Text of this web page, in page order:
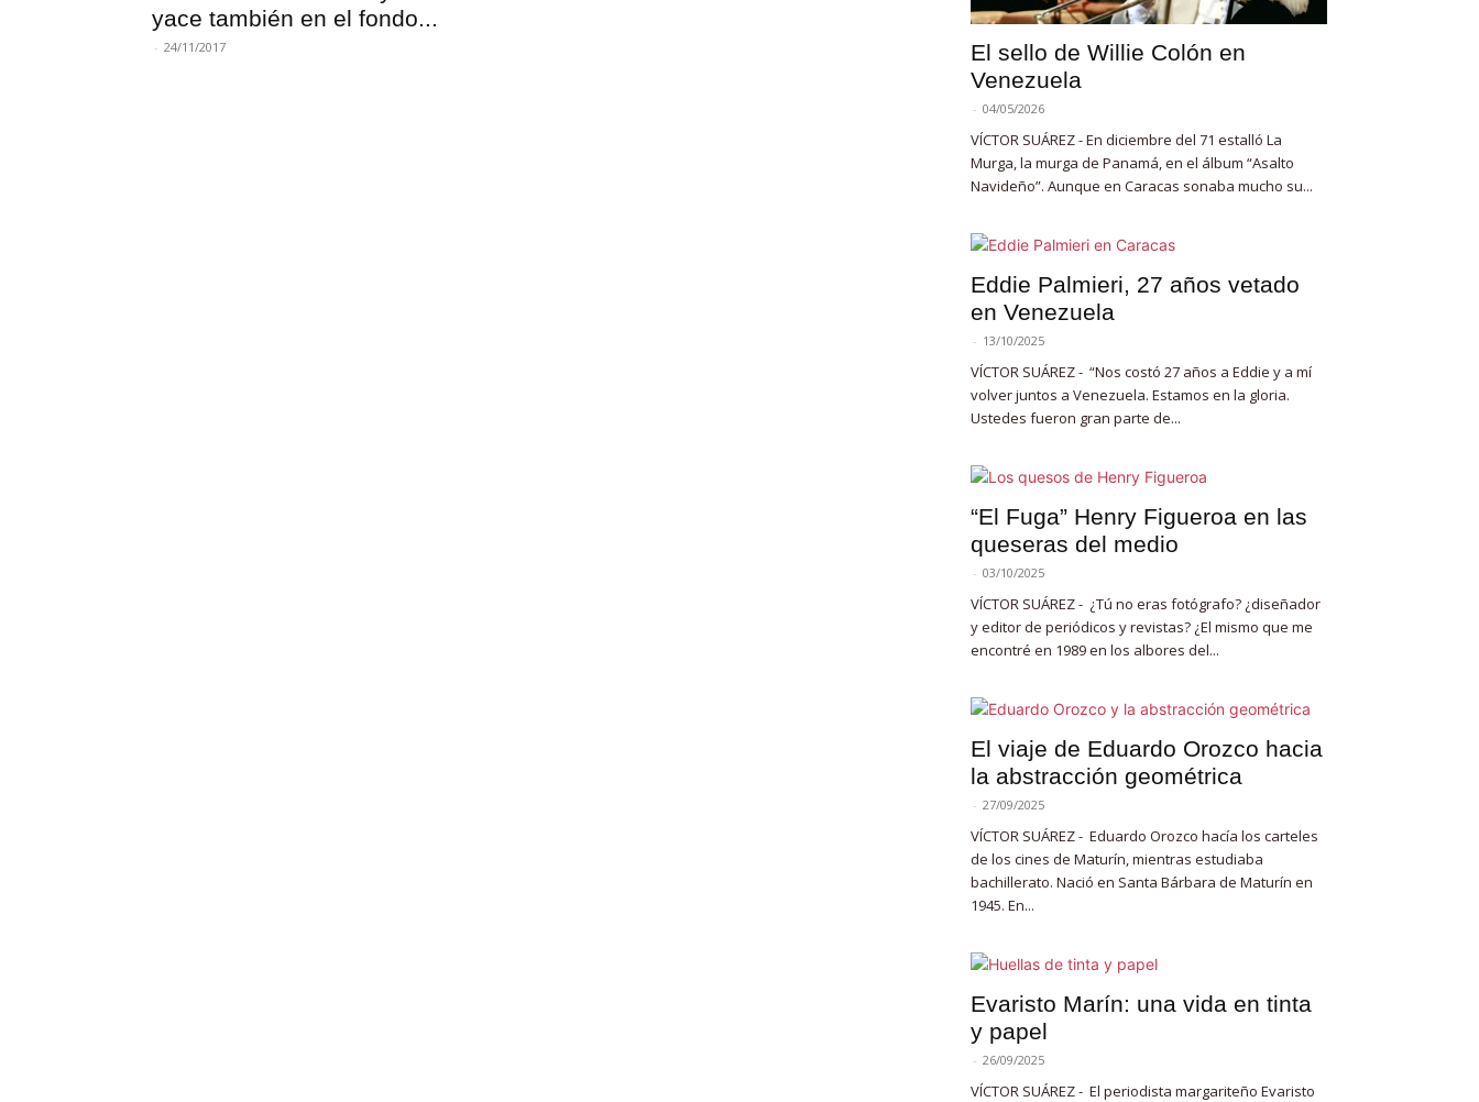
yace también en el fondo...
- 24/11/2017
El sello de Willie Colón en
Venezuela
- 04/05/2026
VÍCTOR SUÁREZ - En diciembre del 71 estalló La
Murga, la murga de Panamá, en el álbum “Asalto
Navideño”. Aunque en Caracas sonaba mucho su...
Eddie Palmieri, 27 años vetado
en Venezuela
- 13/10/2025
VÍCTOR SUÁREZ - “Nos costó 27 años a Eddie y a mí
volver juntos a Venezuela. Estamos en la gloria.
Ustedes fueron gran parte de...
“El Fuga” Henry Figueroa en las
queseras del medio
- 03/10/2025
VÍCTOR SUÁREZ - ¿Tú no eras fotógrafo? ¿diseñador
y editor de periódicos y revistas? ¿El mismo que me
encontré en 1989 en los albores del...
El viaje de Eduardo Orozco hacia
la abstracción geométrica
- 27/09/2025
VÍCTOR SUÁREZ - Eduardo Orozco hacía los carteles
de los cines de Maturín, mientras estudiaba
bachillerato. Nació en Santa Bárbara de Maturín en
1945. En...
Evaristo Marín: una vida en tinta
y papel
- 26/09/2025
VÍCTOR SUÁREZ - El periodista margariteño Evaristo